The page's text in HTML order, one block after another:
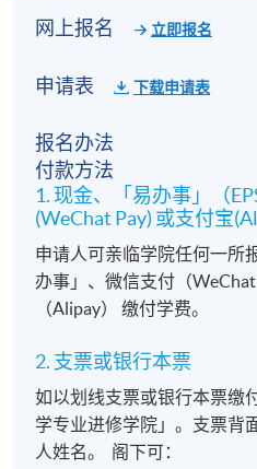
网上报名 立即报名
申请表 下载申请表
报名办法
付款方法
1. 现金、「易办事」（
(WeChat Pay) 或支付宝
申请人可亲临学院任何一所
办事」、微信支付（
（Alipay） 缴付学费。
2. 支票或银行本票
如以划线支票或银行本票缴
学专业进修学院」。支票背
人姓名。 阁下可：